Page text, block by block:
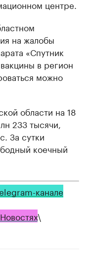
центре.
на жалобы
«Спутник
в регион
можно
области на 18
233 тысячи,
За сутки
коечный
канале
\